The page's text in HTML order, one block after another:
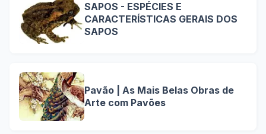
SAPOS - ESPÉCIES E
CARACTERÍSTICAS GERAIS DOS
SAPOS
Pavão | As Mais Belas Obras de
Arte com Pavões